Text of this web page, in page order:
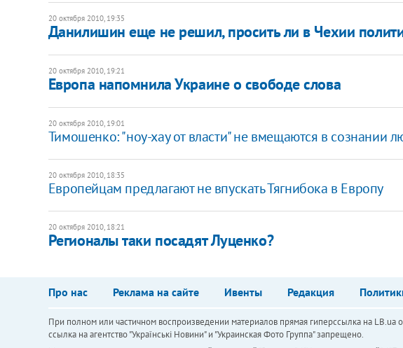
20 октября 2010, 19:35
Данилишин еще не решил, просить ли в Чехии
20 октября 2010, 19:21
Европа напомнила Украине о свободе слова
20 октября 2010, 19:01
Тимошенко: "ноу-хау от власти" не вмещаются в сознании
20 октября 2010, 18:35
Европейцам предлагают не впускать Тягнибока в Европу
20 октября 2010, 18:21
Регионалы таки посадят Луценко?
Про нас Реклама на сайте Ивенты Редакция
При полном или частичном воспроизведении материалов прямая гиперссылка на
ссылка на агентство "Українськi Новини" и "Украинская Фото Группа" запрещено.